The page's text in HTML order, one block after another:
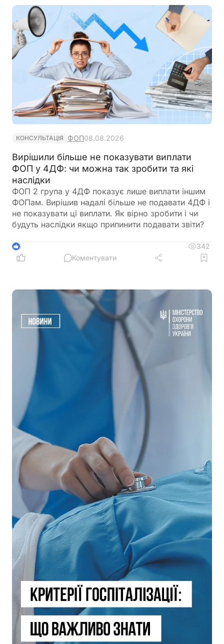
банку?
КОНСУЛЬТАЦІЯ ФОП08.08.2026
Вирішили більше не показувати виплати
ФОП у 4ДФ: чи можна так зробити та які
наслідки
ФОП 2 група у 4ДФ показує лише виплати іншим
ФОПам. Вирішив надалі більше не подавати 4ДФ і
не показувати ці виплати. Як вірно зробити і чи
будуть наслідки якщо припинити подавати звіти?
5
342
Коментувати